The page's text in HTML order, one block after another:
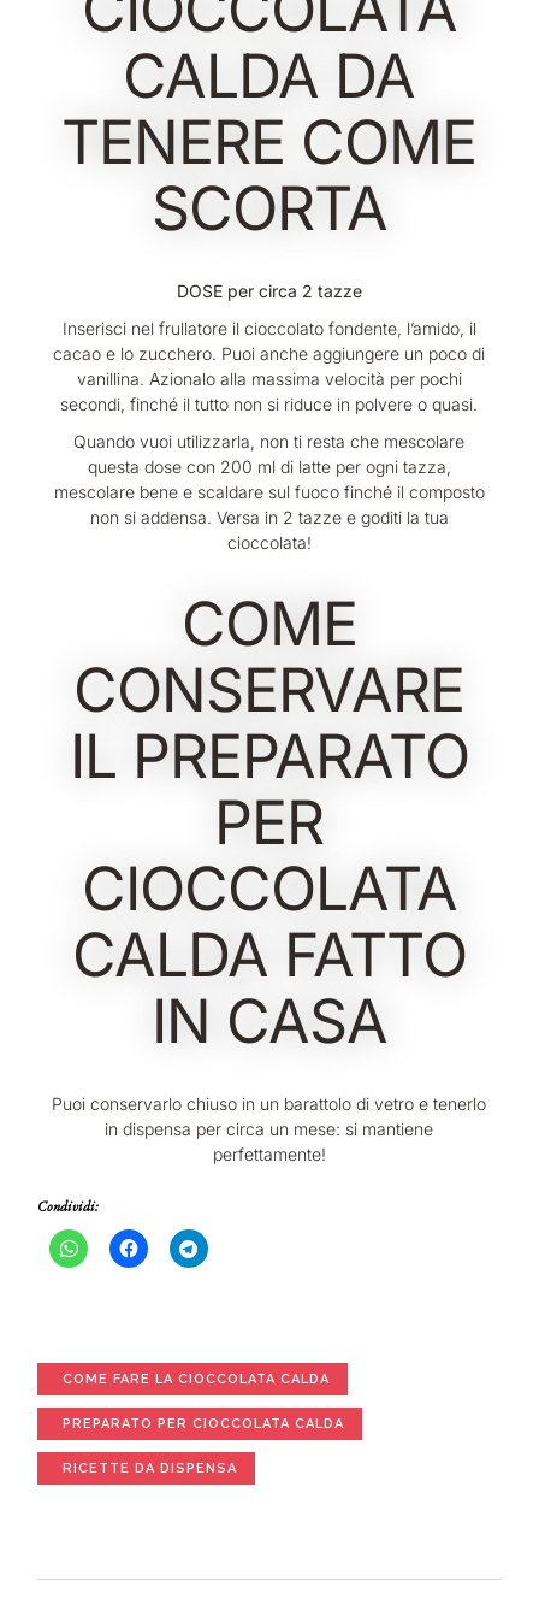
CALDA DA
TENERE COME
SCORTA
DOSE per circa 2 tazze
Inserisci nel frullatore il cioccolato fondente, l’amido, il
cacao e lo zucchero. Puoi anche aggiungere un poco di
vanillina. Azionalo alla massima velocità per pochi
secondi, finché il tutto non si riduce in polvere o quasi.
Quando vuoi utilizzarla, non ti resta che mescolare
questa dose con 200 ml di latte per ogni tazza,
mescolare bene e scaldare sul fuoco finché il composto
non si addensa. Versa in 2 tazze e goditi la tua
cioccolata!
COME
CONSERVARE
IL PREPARATO
PER
CIOCCOLATA
CALDA FATTO
IN CASA
Puoi conservarlo chiuso in un barattolo di vetro e tenerlo
in dispensa per circa un mese: si mantiene
perfettamente!
Condividi:
COME FARE LA CIOCCOLATA CALDA
PREPARATO PER CIOCCOLATA CALDA
RICETTE DA DISPENSA